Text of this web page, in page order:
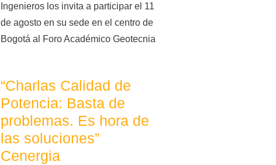
Ingenieros los invita a participar el 11
de agosto en su sede en el centro de
Bogotá al Foro Académico Geotecnia
“Charlas Calidad de
Potencia: Basta de
problemas. Es hora de
las soluciones”
Cenergia